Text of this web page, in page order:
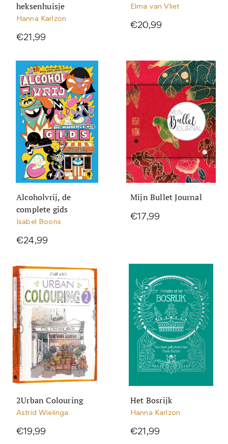
heksenhuisje
Hanna Karlzon
€21,99
Elma van Vliet
€20,99
Alcoholvrij, de
complete gids
Isabel Boons
€24,99
Mijn Bullet Journal
€17,99
2Urban Colouring
Astrid Wielinga
€19,99
Het Bosrijk
Hanna Karlzon
€21,99